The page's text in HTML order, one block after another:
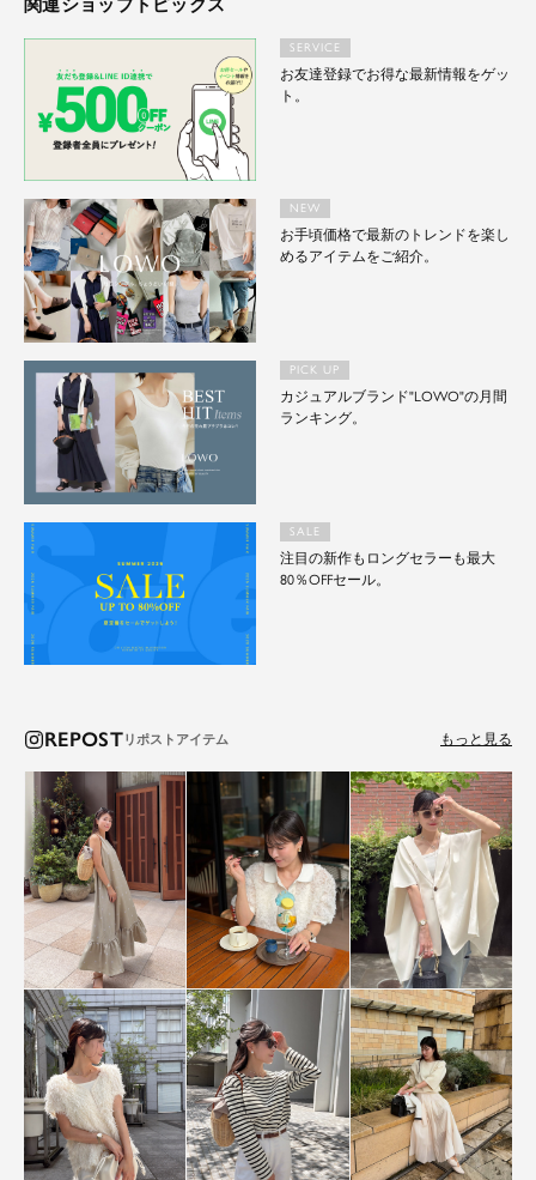
関連ショップトピックス
SERVICE
お友達登録でお得な最新情報をゲッ
ト。
NEW
お手頃価格で最新のトレンドを楽し
めるアイテムをご紹介。
PICK UP
カジュアルブランド"LOWO"の月間
ランキング。
SALE
注目の新作もロングセラーも最大
80％OFFセール。
REPOST もっと見る